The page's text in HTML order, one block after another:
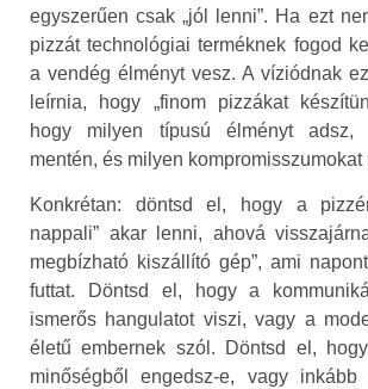
egyszerűen csak „jól lenni”. Ha ezt
pizzát technológiai terméknek fogod
a vendég élményt vesz. A víziódnak
leírnia, hogy „finom pizzákat
hogy milyen típusú élményt adsz,
mentén, és milyen kompromisszumokat
Konkrétan: döntsd el, hogy a
nappali” akar lenni, ahová
megbízható kiszállító gép”, ami
futtat. Döntsd el, hogy a
ismerős hangulatot viszi, vagy a
életű embernek szól. Döntsd el,
minőségből engedsz-e, vagy inkább